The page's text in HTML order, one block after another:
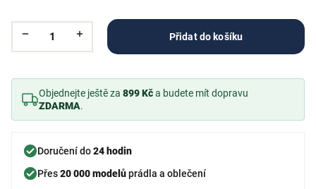
Přidat do košíku
Objednejte ještě za 899 Kča budete mít dopravu
ZDARMA.
Doručení do24 hodin
Přes20 000 modelůprádla a oblečení